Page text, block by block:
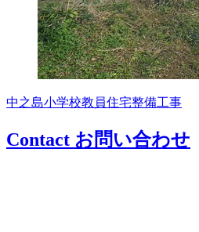
中之島小学校教員住宅整備工事
Contact お問い合わせ